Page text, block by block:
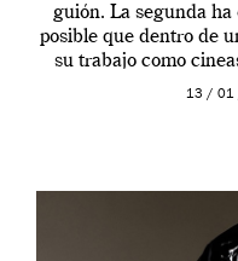
guión. La segunda
posible que dentro de
su trabajo como
13 /